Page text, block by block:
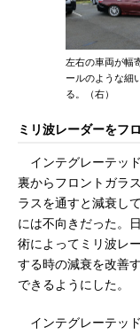
左右の車両が幅
ールのような細
る。（右）
ミリ波レーダーをフ
インテグレーテッ
裏からフロントガラ
ラスを通すと減衰し
には不向きだった。
術によってミリ波レ
する時の減衰を改善
できるようにした。
インテグレーテッ